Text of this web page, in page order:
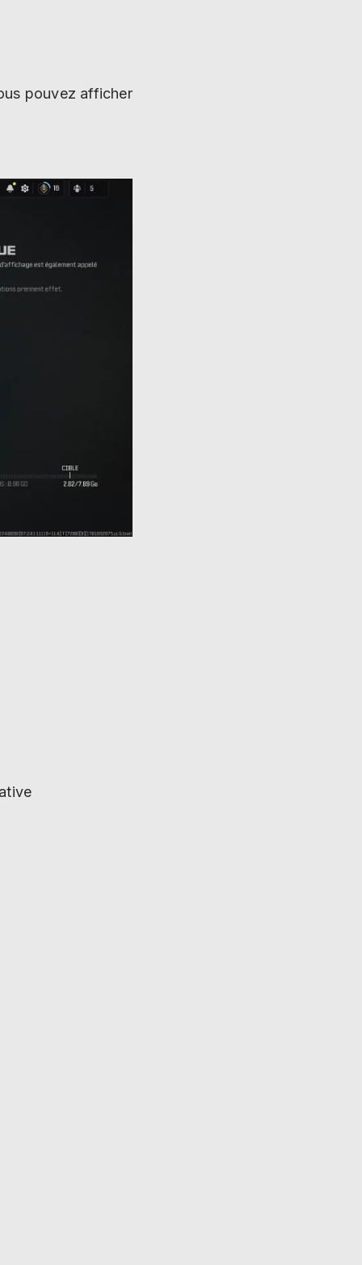
pouvez afficher